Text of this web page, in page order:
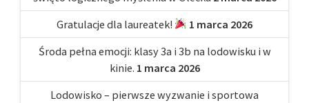
Gratulacje dla laureatek!
1 marca 2026
Środa pełna emocji: klasy 3a i 3b na lodowisku i w
kinie. 1 marca 2026
Lodowisko – pierwsze wyzwanie i sportowa